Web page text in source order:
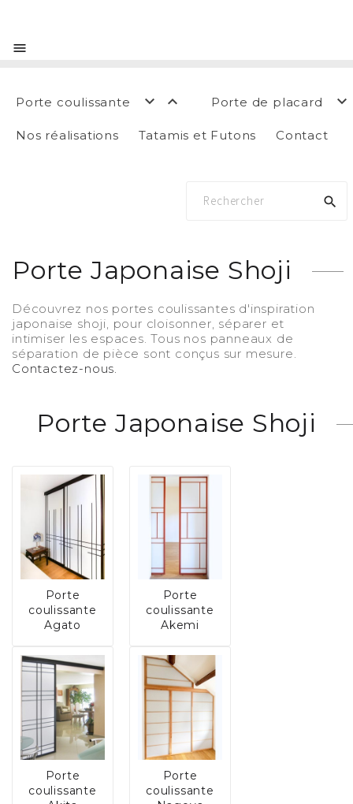

 
Porte coulissante 
Porte de placard
Nos réalisations Tatamis et Futons Contact

Porte Japonaise Shoji
Découvrez nos portes coulissantes d'inspiration
japonaise shoji, pour cloisonner, séparer et
intimiser les espaces. Tous nos panneaux de
séparation de pièce sont conçus sur mesure.
Contactez-nous.
Porte Japonaise Shoji
Porte
coulissante
Agato
Porte
coulissante
Akemi
Porte
coulissante
Porte
coulissante